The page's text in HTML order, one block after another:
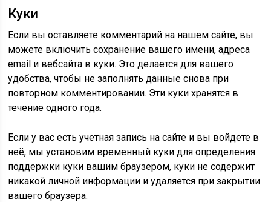
Куки
Если вы оставляете комментарий на нашем сайте, вы
можете включить сохранение вашего имени, адреса
email и вебсайта в куки. Это делается для вашего
удобства, чтобы не заполнять данные снова при
повторном комментировании. Эти куки хранятся в
течение одного года.
Если у вас есть учетная запись на сайте и вы войдете в
неё, мы установим временный куки для определения
поддержки куки вашим браузером, куки не содержит
никакой личной информации и удаляется при закрытии
вашего браузера.